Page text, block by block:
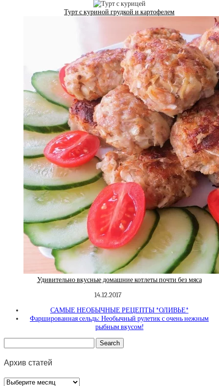
Турт с куриной грудкой и картофелем
Удивительно вкусные домашние котлеты почти без мяса
14.12.2017
САМЫЕ НЕОБЫЧНЫЕ РЕЦЕПТЫ *ОЛИВЬЕ*
Фаршированная сельдь: Необычный рулетик с очень нежным
рыбным вкусом!
Архив статей
Архив